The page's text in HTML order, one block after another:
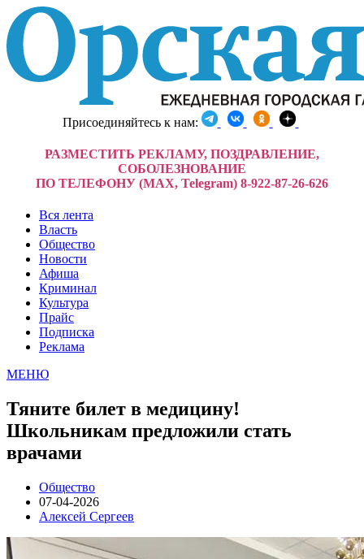
Присоединяйтесь к нам:
РАЗМЕСТИТЬ РЕКЛАМУ, ПОЗДРАВЛЕНИЕ,
СОБОЛЕЗНОВАНИЕ
ПО ТЕЛЕФОНУ (MAX, Telegram) 8-922-87-26-626
Вся лента
Власть
Общество
Новости
Афиша
Криминал
Культура
Прайс
Подписка
Реклама
МЕНЮ
Тяните билет в медицину!
Школьникам предложили стать
врачами
Общество
07-04-2026
Алексей Сергеев